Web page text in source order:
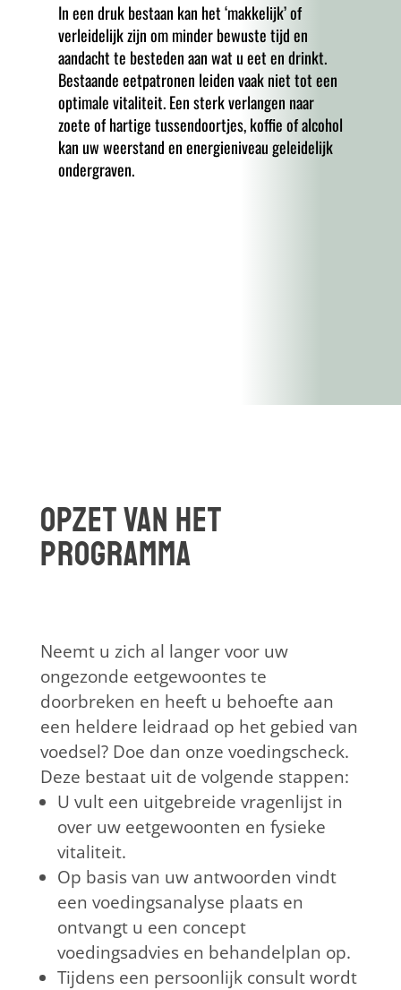
In een druk bestaan kan het ‘makkelijk’ of
verleidelijk zijn om minder bewuste tijd en
aandacht te besteden aan wat u eet en drinkt.
Bestaande eetpatronen leiden vaak niet tot een
optimale vitaliteit. Een sterk verlangen naar
zoete of hartige tussendoortjes, koffie of alcohol
kan uw weerstand en energieniveau geleidelijk
ondergraven.
opzet van het
programma
Neemt u zich al langer voor uw
ongezonde eetgewoontes te
doorbreken en heeft u behoefte aan
een heldere leidraad op het gebied van
voedsel? Doe dan onze voedingscheck.
Deze bestaat uit de volgende stappen:
U vult een uitgebreide vragenlijst in
over uw eetgewoonten en fysieke
vitaliteit.
Op basis van uw antwoorden vindt
een voedingsanalyse plaats en
ontvangt u een concept
voedingsadvies en behandelplan op.
Tijdens een persoonlijk consult wordt